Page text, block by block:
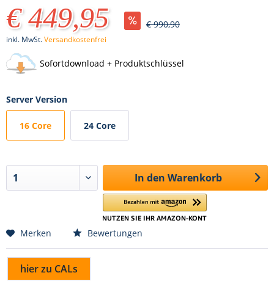
€ 449,95 € 990,90
inkl. MwSt.Versandkostenfrei
Sofortdownload + Produktschlüssel
Server Version
16 Core 24 Core
In den Warenkorb
Merken Bewertungen
hier zu CALs